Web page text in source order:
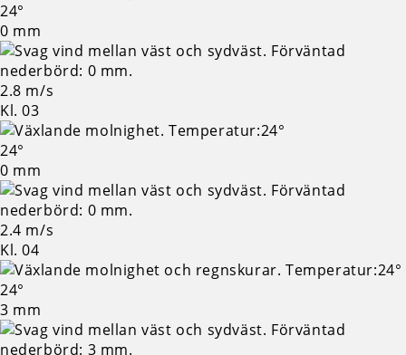
24°
0 mm
2.8 m/s
Kl. 03
24°
0 mm
2.4 m/s
Kl. 04
24°
3 mm